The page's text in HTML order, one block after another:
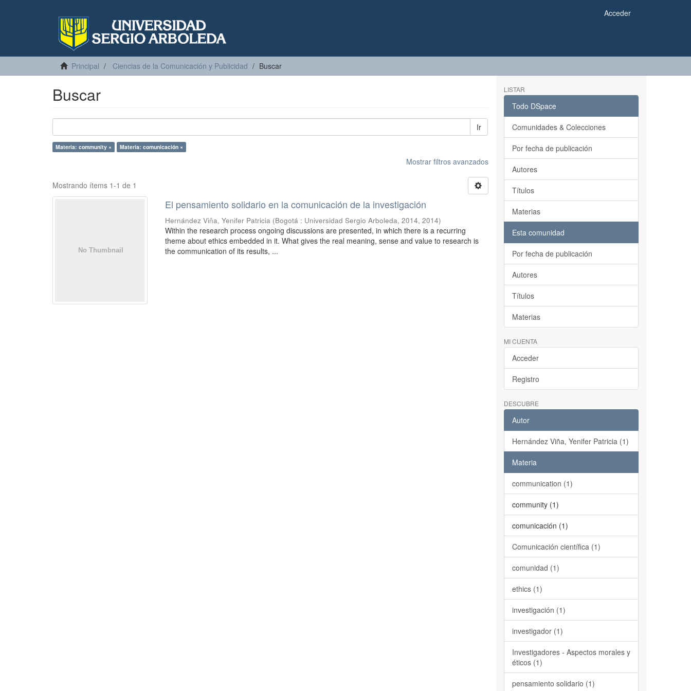
Acceder
Principal Ciencias de la Comunicación y Publicidad Buscar
Buscar
Ir
Materia: community × Materia: comunicación ×
Mostrar filtros avanzados
Mostrando ítems 1-1 de 1
El pensamiento solidario en la comunicación de la investigación
Hernández Viña, Yenifer Patricia (Bogotá : Universidad Sergio Arboleda, 2014,2014)
Within the research process ongoing discussions are presented, in which there is a recurring
theme about ethics embedded in it. What gives the real meaning, sense and value to research is
the communication of its results, ...
LISTAR
Todo DSpace
Comunidades & Colecciones
Por fecha de publicación
Autores
Títulos
Materias
Esta comunidad
Por fecha de publicación
Autores
Títulos
Materias
MI CUENTA
Acceder
Registro
DESCUBRE
Autor
Hernández Viña, Yenifer Patricia (1)
Materia
communication (1)
community (1)
comunicación (1)
Comunicación científica (1)
comunidad (1)
ethics (1)
investigación (1)
investigador (1)
Investigadores - Aspectos morales y
éticos (1)
pensamiento solidario (1)